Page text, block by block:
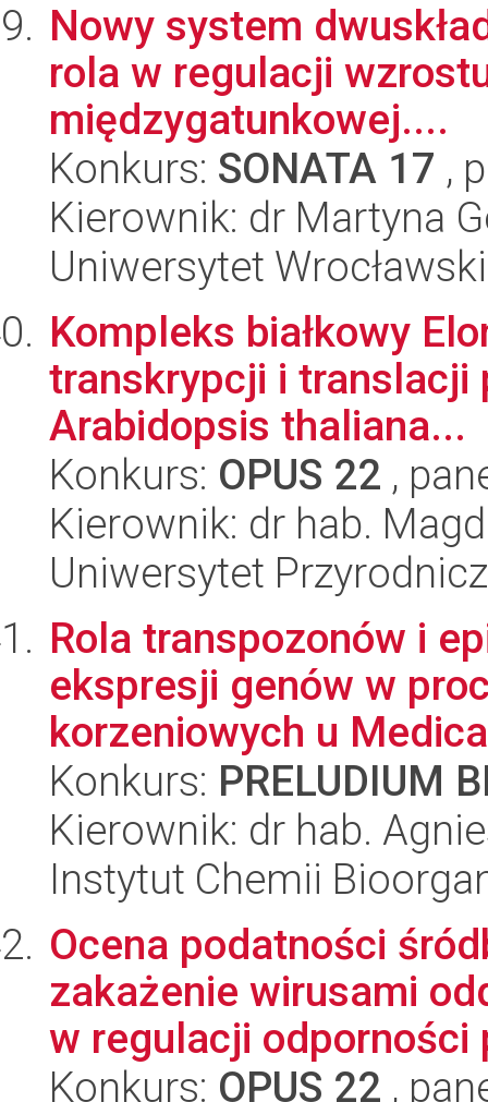
Nowy system
rola w regulacji
międzygatunkowej....
Konkurs: SONATA 17 ,
Kierownik: dr Martyna
Uniwersytet
Kompleks białkowy
transkrypcji i translacji
Arabidopsis thaliana...
Konkurs: OPUS 22 ,
Kierownik: dr hab.
Uniwersytet
Rola transpozonów i
ekspresji genów w
korzeniowych u
Konkurs: PRELUDIUM
Kierownik: dr hab.
Instytut Chemii
Ocena podatności
zakażenie wirusami
w regulacji odporności
Konkurs: OPUS 22 ,